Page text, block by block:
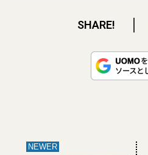
SHARE!
NEWER